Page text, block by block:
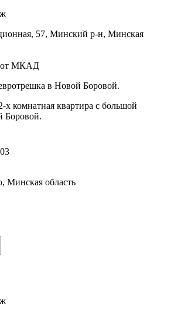
57, Минский р-н, Минская
МКАД
в Новой Боровой.
х комнатная квартира с большой
Боровой.
Минская область